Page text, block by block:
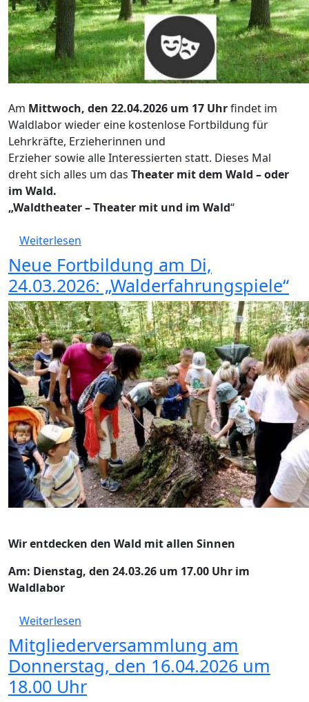
Am Mittwoch, den 22.04.2026 um 17 Uhrfindet im
Waldlabor wieder eine kostenlose Fortbildung für
Lehrkräfte, Erzieherinnen und
Erzieher sowie alle Interessierten statt. Dieses Mal
dreht sich alles um das Theater mit dem Wald – oder
im Wald.
„Waldtheater – Theater mit und im Wald“
Weiterlesen
Neue Fortbildung am Di,
24.03.2026: „Walderfahrungspiele“
Wir entdecken den Wald mit allen Sinnen
Am: Dienstag, den 24.03.26 um 17.00 Uhr im
Waldlabor
Weiterlesen
Mitgliederversammlung am
Donnerstag, den 16.04.2026 um
18.00 Uhr